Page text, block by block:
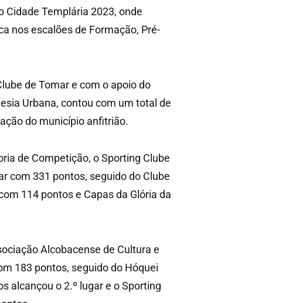
Cidade Templária 2023, onde
nos escalões de Formação, Pré-
de Tomar e com o apoio do
Urbana, contou com um total de
do município anfitrião.
de Competição, o Sporting Clube
com 331 pontos, seguido do Clube
114 pontos e Capas da Glória da
Alcobacense de Cultura e
183 pontos, seguido do Hóquei
alcançou o 2.º lugar e o Sporting